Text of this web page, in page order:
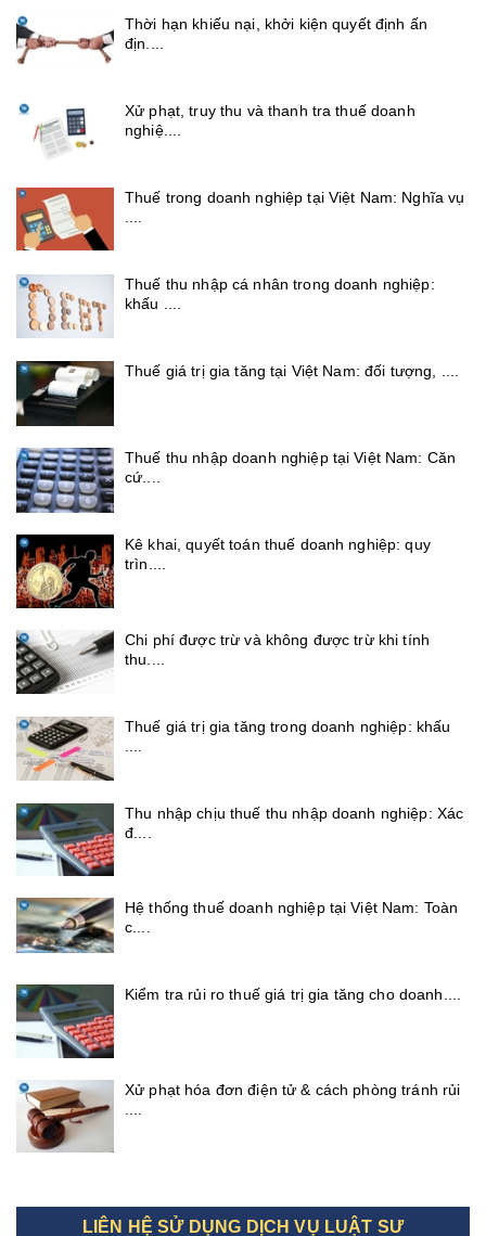
Thời hạn khiếu nại, khởi kiện quyết định ấn
địn....
Xử phạt, truy thu và thanh tra thuế doanh
nghiệ....
Thuế trong doanh nghiệp tại Việt Nam: Nghĩa vụ
Thuế thu nhập cá nhân trong doanh nghiệp:
khấu ....
Thuế giá trị gia tăng tại Việt Nam: đối tượng, ....
Thuế thu nhập doanh nghiệp tại Việt Nam: Căn
cứ....
Kê khai, quyết toán thuế doanh nghiệp: quy
trìn....
Chi phí được trừ và không được trừ khi tính
thu....
Thuế giá trị gia tăng trong doanh nghiệp: khấu
Thu nhập chịu thuế thu nhập doanh nghiệp: Xác
đ....
Hệ thống thuế doanh nghiệp tại Việt Nam: Toàn
c....
Kiểm tra rủi ro thuế giá trị gia tăng cho doanh....
Xử phạt hóa đơn điện tử & cách phòng tránh rủi
LIÊN HỆ SỬ DỤNG DỊCH VỤ LUẬT SƯ